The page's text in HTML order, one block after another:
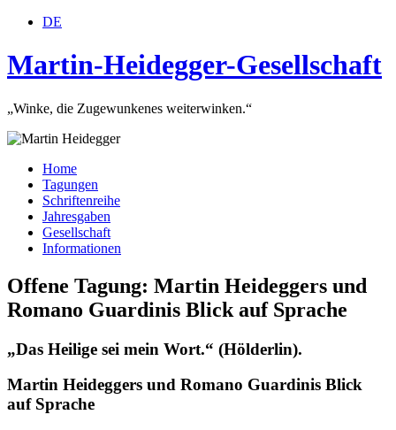
DE
Martin-Heidegger-Gesellschaft
„Winke, die Zugewunkenes weiterwinken.“
Home
Tagungen
Schriftenreihe
Jahresgaben
Gesellschaft
Informationen
Offene Tagung: Martin Heideggers und
Romano Guardinis Blick auf Sprache
„Das Heilige sei mein Wort.“ (Hölderlin).
Martin Heideggers und Romano Guardinis Blick
auf Sprache